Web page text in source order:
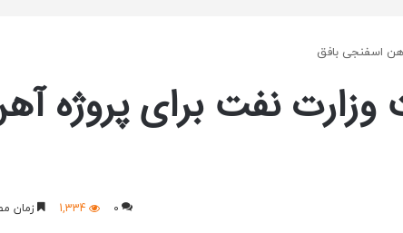
اسفنجی بافق
نفت برای پروژه
0
1,334 زمان